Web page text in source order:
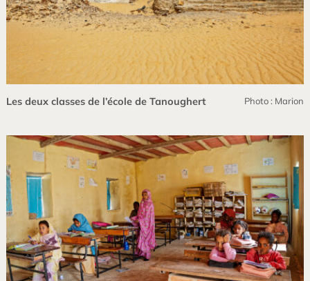
Les deux classes de l’école de Tanoughert Photo : Marion